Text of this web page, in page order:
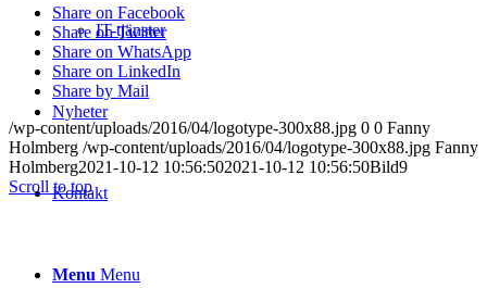
IT-tjänster
Nyheter
Kontakt
Menu Menu
Share on Facebook
Share on Twitter
Share on WhatsApp
Share on LinkedIn
Share by Mail
/wp-content/uploads/2016/04/logotype-300x88.jpg 0 0 Fanny
Holmberg /wp-content/uploads/2016/04/logotype-300x88.jpg Fanny
Holmberg2021-10-12 10:56:502021-10-12 10:56:50Bild9
Scroll to top